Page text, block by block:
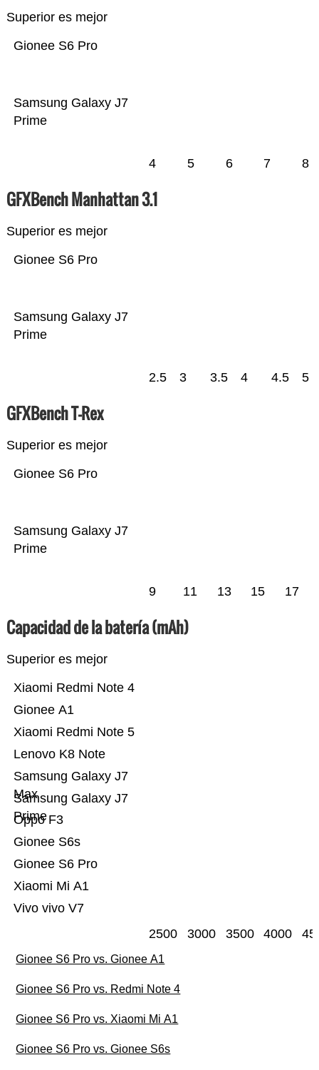
Superior es mejor
Samsung Galaxy J7
Prime
Gionee S6 Pro
4 5 6 7 8
GFXBench Manhattan 3.1
Superior es mejor
Samsung Galaxy J7
Prime
Gionee S6 Pro
2.5 3 3.5 4 4.5 5
GFXBench T-Rex
Superior es mejor
Samsung Galaxy J7
Prime
Gionee S6 Pro
9 11 13 15 17
Capacidad de la batería (mAh)
Superior es mejor
Vivo vivo V7
Xiaomi Mi A1
Gionee S6 Pro
Gionee S6s
Oppo F3
Samsung Galaxy J7
Prime
Samsung Galaxy J7
Max
Lenovo K8 Note
Xiaomi Redmi Note 5
Gionee A1
Xiaomi Redmi Note 4
2500 3000 3500 4000
Gionee S6 Pro vs. Gionee A1
Gionee S6 Pro vs. Redmi Note 4
Gionee S6 Pro vs. Xiaomi Mi A1
Gionee S6 Pro vs. Gionee S6s